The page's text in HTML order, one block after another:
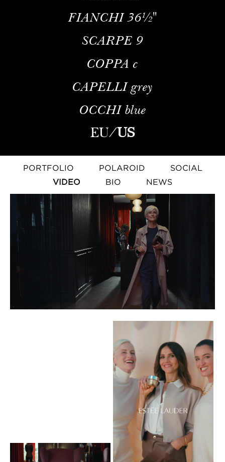
FIANCHI 36½''
SCARPE 9
COPPA c
CAPELLI grey
OCCHI blue
EU/US
PORTFOLIO POLAROID
SOCIAL
VIDEO
BIO NEWS